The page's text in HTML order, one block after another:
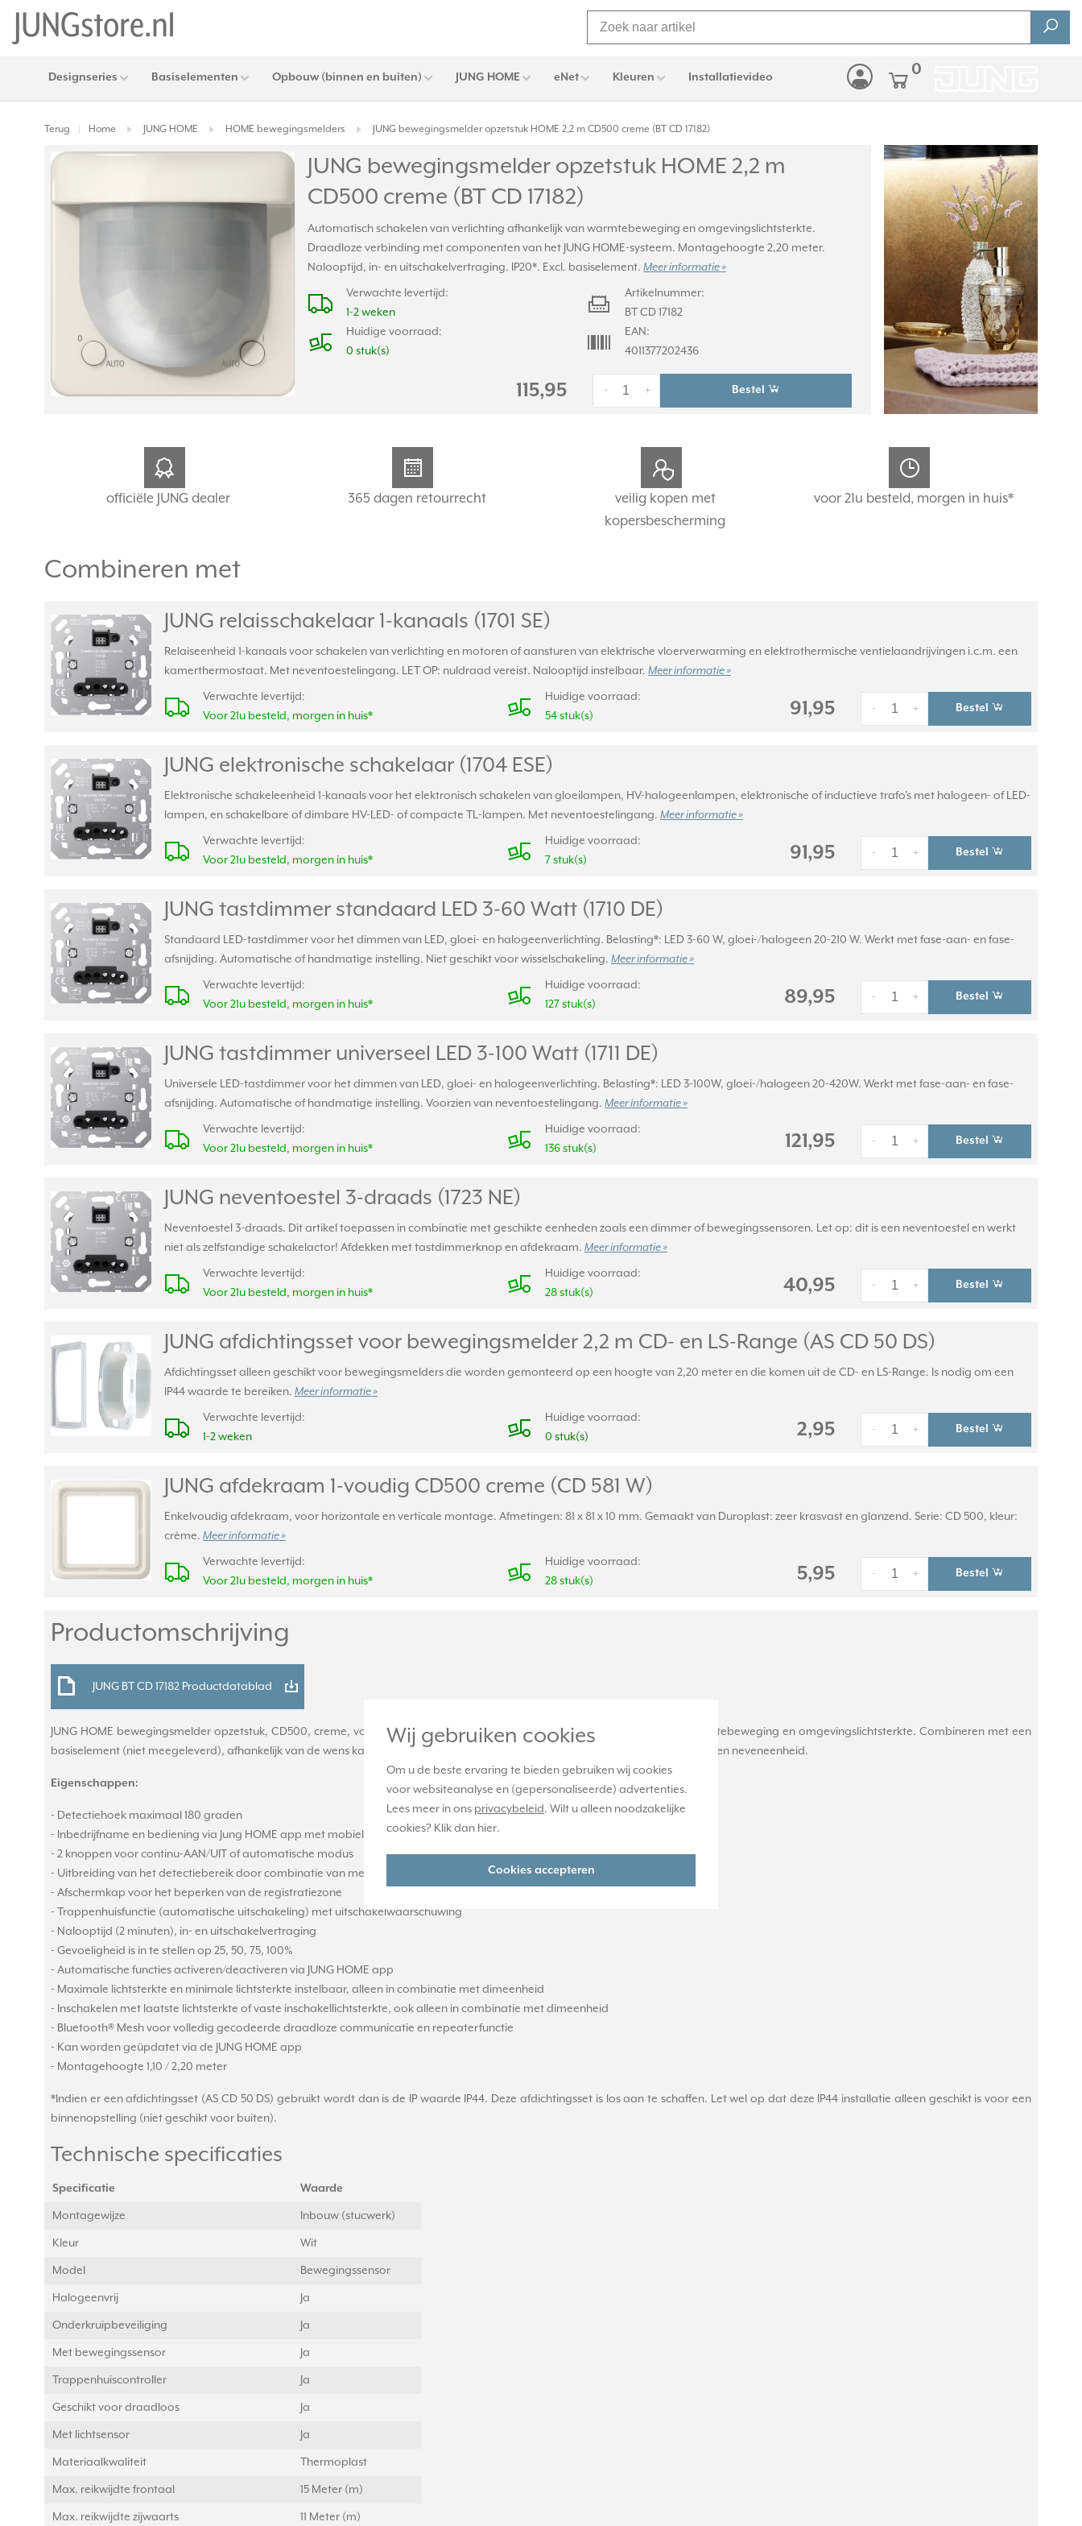
Wij gebruiken cookies
Om u de beste ervaring te bieden gebruiken wij cookies
voor websiteanalyse en (gepersonaliseerde) advertenties.
Lees meer in ons privacybeleid. Wilt u alleen noodzakelijke
cookies? Klik dan hier.
Cookies accepteren
Designseries Basiselementen Opbouw (binnen en buiten) JUNG HOME eNet Kleuren Installatievideo 0
Terug Home JUNG HOME HOME bewegingsmelders JUNG bewegingsmelder opzetstuk HOME 2,2 m CD500 creme (BT CD 17182)
JUNG bewegingsmelder opzetstuk HOME 2,2 m
CD500 creme (BT CD 17182)
Automatisch schakelen van verlichting afhankelijk van warmtebeweging en omgevingslichtsterkte.
Draadloze verbinding met componenten van het JUNG HOME-systeem. Montagehoogte 2,20 meter.
Nalooptijd, in- en uitschakelvertraging. IP20*. Excl. basiselement.Meer informatie »
Verwachte levertijd:
1-2 weken
Huidige voorraad:
0 stuk(s)
Artikelnummer:
BT CD 17182
EAN:
4011377202436
115,95 +
- Bestel
officiële JUNG dealer 365 dagen retourrecht
veilig kopen met
kopersbescherming
voor 21u besteld, morgen in huis*
Combineren met
JUNG relaisschakelaar 1-kanaals (1701 SE)
Relaiseenheid 1-kanaals voor schakelen van verlichting en motoren of aansturen van elektrische vloerverwarming en elektrothermische ventielaandrijvingen i.c.m. een
kamerthermostaat. Met neventoestelingang. LET OP: nuldraad vereist. Nalooptijd instelbaar. Meer informatie »
Verwachte levertijd:
Voor 21u besteld, morgen in huis*
Huidige voorraad:
54 stuk(s)
91,95 +
- Bestel
JUNG elektronische schakelaar (1704 ESE)
Elektronische schakeleenheid 1-kanaals voor het elektronisch schakelen van gloeilampen, HV-halogeenlampen, elektronische of inductieve trafo's met halogeen- of LED-
lampen, en schakelbare of dimbare HV-LED- of compacte TL-lampen. Met neventoestelingang. Meer informatie »
Verwachte levertijd:
Voor 21u besteld, morgen in huis*
Huidige voorraad:
7 stuk(s)
91,95 +
- Bestel
JUNG tastdimmer standaard LED 3-60 Watt (1710 DE)
Standaard LED-tastdimmer voor het dimmen van LED, gloei- en halogeenverlichting. Belasting*: LED 3-60 W, gloei-/halogeen 20-210 W. Werkt met fase-aan- en fase-
afsnijding. Automatische of handmatige instelling. Niet geschikt voor wisselschakeling. Meer informatie »
Verwachte levertijd:
Voor 21u besteld, morgen in huis*
Huidige voorraad:
127 stuk(s)
89,95 +
- Bestel
JUNG tastdimmer universeel LED 3-100 Watt (1711 DE)
Universele LED-tastdimmer voor het dimmen van LED, gloei- en halogeenverlichting. Belasting*: LED 3-100W, gloei-/halogeen 20-420W. Werkt met fase-aan- en fase-
afsnijding. Automatische of handmatige instelling. Voorzien van neventoestelingang. Meer informatie »
Verwachte levertijd:
Voor 21u besteld, morgen in huis*
Huidige voorraad:
136 stuk(s)
121,95 +
- Bestel
JUNG neventoestel 3-draads (1723 NE)
Neventoestel 3-draads. Dit artikel toepassen in combinatie met geschikte eenheden zoals een dimmer of bewegingssensoren. Let op: dit is een neventoestel en werkt
niet als zelfstandige schakelactor! Afdekken met tastdimmerknop en afdekraam. Meer informatie »
Verwachte levertijd:
Voor 21u besteld, morgen in huis*
Huidige voorraad:
28 stuk(s)
40,95 +
- Bestel
JUNG afdichtingsset voor bewegingsmelder 2,2 m CD- en LS-Range (AS CD 50 DS)
Afdichtingsset alleen geschikt voor bewegingsmelders die worden gemonteerd op een hoogte van 2,20 meter en die komen uit de CD- en LS-Range. Is nodig om een
IP44 waarde te bereiken. Meer informatie »
Verwachte levertijd:
1-2 weken
Huidige voorraad:
0 stuk(s)
2,95 +
- Bestel
JUNG afdekraam 1-voudig CD500 creme (CD 581 W)
Enkelvoudig afdekraam, voor horizontale en verticale montage. Afmetingen: 81 x 81 x 10 mm. Gemaakt van Duroplast: zeer krasvast en glanzend. Serie: CD 500, kleur:
crème. Meer informatie »
Verwachte levertijd:
Voor 21u besteld, morgen in huis*
Huidige voorraad:
28 stuk(s)
5,95 +
- Bestel
Productomschrijving
JUNG BT CD 17182 Productdatablad
JUNG HOME bewegingsmelder opzetstuk, CD500, creme, voor het automatisch schakelen van verlichting afhankelijk van warmtebeweging en omgevingslichtsterkte. Combineren met een
basiselement (niet meegeleverd), afhankelijk van de wens kan dit bijvoorbeeld een elektronische schakelaar zijn, een dimmer of een neveneenheid.
Eigenschappen:
- Detectiehoek maximaal 180 graden
- Inbedrijfname en bediening via Jung HOME app met mobiel apparaat (smartphone of tablet) via Bluetooth
- 2 knoppen voor continu-AAN/UIT of automatische modus
- Uitbreiding van het detectiebereik door combinatie van meerdere JUNG HOME bewegingsmelders of via neventoestelingang
- Afschermkap voor het beperken van de registratiezone
- Trappenhuisfunctie (automatische uitschakeling) met uitschakelwaarschuwing
- Nalooptijd (2 minuten), in- en uitschakelvertraging
- Gevoeligheid is in te stellen op 25, 50, 75, 100%
- Automatische functies activeren/deactiveren via JUNG HOME app
- Maximale lichtsterkte en minimale lichtsterkte instelbaar, alleen in combinatie met dimeenheid
- Inschakelen met laatste lichtsterkte of vaste inschakellichtsterkte, ook alleen in combinatie met dimeenheid
- Bluetooth® Mesh voor volledig gecodeerde draadloze communicatie en repeaterfunctie
- Kan worden geüpdatet via de JUNG HOME app
- Montagehoogte 1,10 / 2,20 meter
*Indien er een afdichtingsset (AS CD 50 DS) gebruikt wordt dan is de IP waarde IP44. Deze afdichtingsset is los aan te schaffen. Let wel op dat deze IP44 installatie alleen geschikt is voor een
binnenopstelling (niet geschikt voor buiten).
Technische specificaties
Specificatie Waarde
Montagewijze Inbouw (stucwerk)
Kleur Wit
Model Bewegingssensor
Halogeenvrij Ja
Onderkruipbeveiliging Ja
Met bewegingssensor Ja
Trappenhuiscontroller Ja
Geschikt voor draadloos Ja
Met lichtsensor Ja
Materiaalkwaliteit Thermoplast
Max. reikwijdte frontaal 15 Meter (m)
Max. reikwijdte zijwaarts 11 Meter (m)